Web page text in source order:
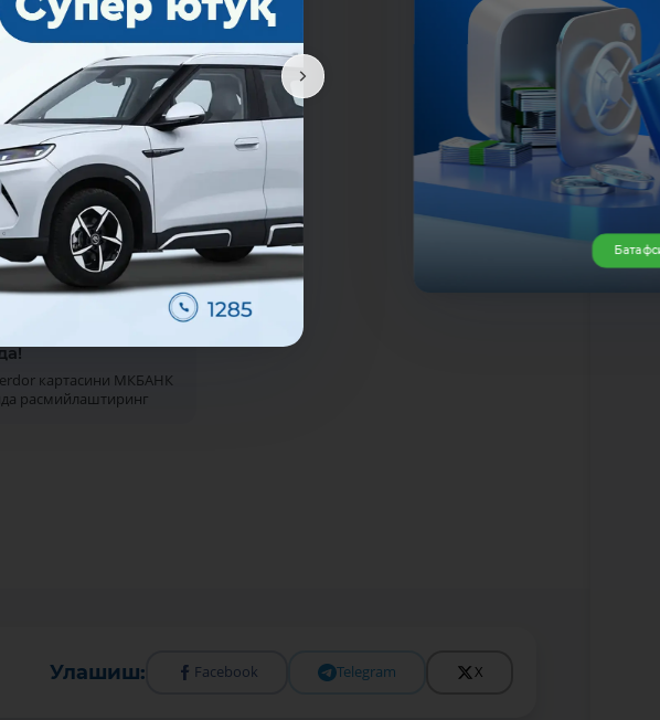
ресторанингизда
картасини МКБАНК
расмийлаштиринг
Улашиш: Facebook Telegram X